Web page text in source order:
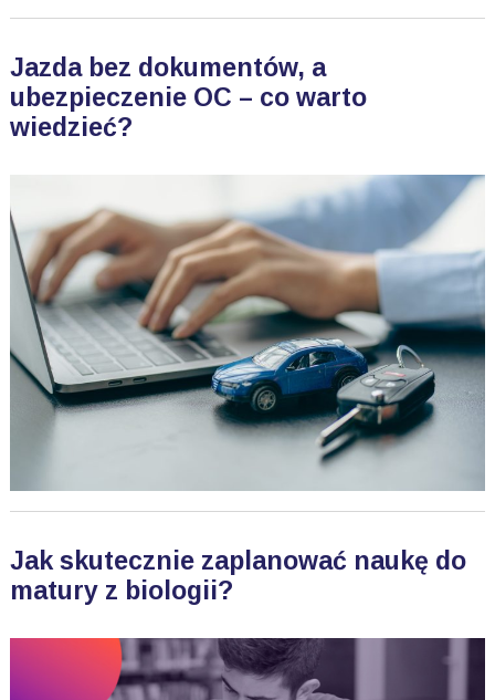
Jazda bez dokumentów, a
ubezpieczenie OC – co warto
wiedzieć?
Jak skutecznie zaplanować naukę do
matury z biologii?